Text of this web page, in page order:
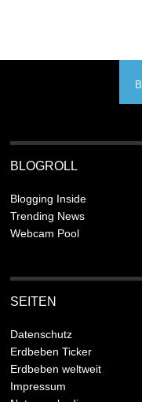
BLOGROLL
Blogging Inside
Trending News
Webcam Pool
SEITEN
Datenschutz
Erdbeben Ticker
Erdbeben weltweit
Impressum